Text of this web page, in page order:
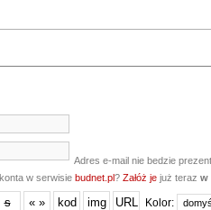
Adres e-mail nie bedzie
w serwisie budnet.pl? Załóż je już teraz w
Kolor: